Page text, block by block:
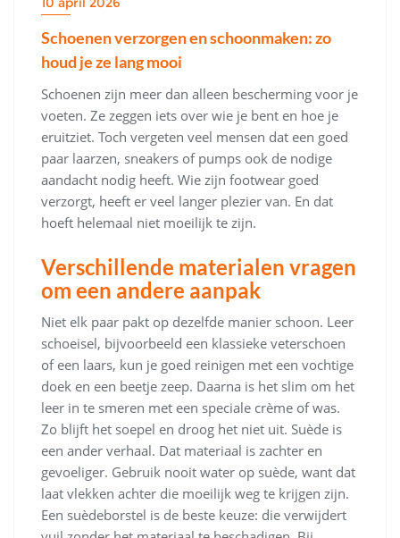
Schoenen verzorgen en schoonmaken: zo
houd je ze lang mooi
Schoenen zijn meer dan alleen bescherming voor je
voeten. Ze zeggen iets over wie je bent en hoe je
eruitziet. Toch vergeten veel mensen dat een goed
paar laarzen, sneakers of pumps ook de nodige
aandacht nodig heeft. Wie zijn footwear goed
verzorgt, heeft er veel langer plezier van. En dat
hoeft helemaal niet moeilijk te zijn.
Verschillende materialen vragen
om een andere aanpak
Niet elk paar pakt op dezelfde manier schoon. Leer
schoeisel, bijvoorbeeld een klassieke veterschoen
of een laars, kun je goed reinigen met een vochtige
doek en een beetje zeep. Daarna is het slim om het
leer in te smeren met een speciale crème of was.
Zo blijft het soepel en droog het niet uit. Suède is
een ander verhaal. Dat materiaal is zachter en
gevoeliger. Gebruik nooit water op suède, want dat
laat vlekken achter die moeilijk weg te krijgen zijn.
Een suèdeborstel is de beste keuze: die verwijdert